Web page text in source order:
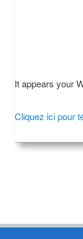
It appears your
Cliquez ici pour